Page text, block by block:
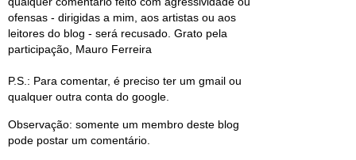
ofensas - dirigidas a mim, aos artistas ou aos
leitores do blog - será recusado. Grato pela
participação, Mauro Ferreira
P.S.: Para comentar, é preciso ter um gmail ou
qualquer outra conta do google.
Observação: somente um membro deste blog
pode postar um comentário.